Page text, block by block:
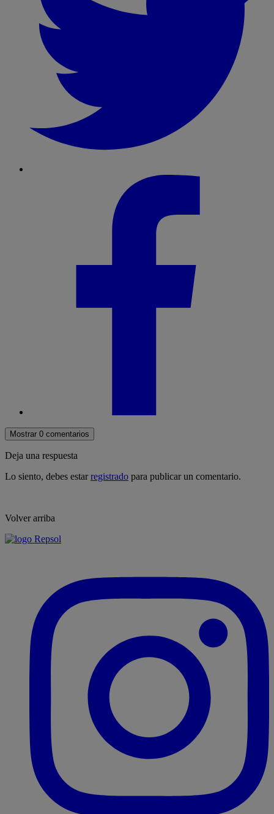
Mostrar 0 comentarios
Deja una respuesta
Lo siento, debes estarregistrado para publicar un comentario.
Volver arriba